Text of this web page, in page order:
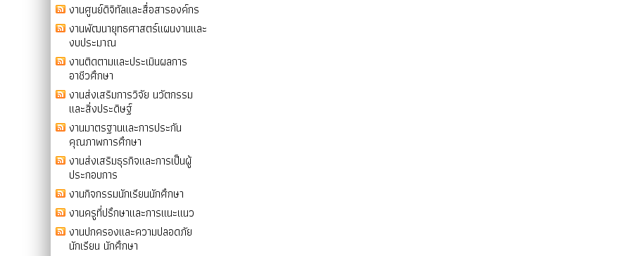
งานศูนย์ดิจิทัลและสื่อสารองค์กร
งานพัฒนายุทธศาสตร์แผนงานและ
งบประมาณ
งานติดตามและประเมินผลการ
อาชีวศึกษา
งานส่งเสริมการวิจัย นวัตกรรม
และสิ่งประดิษฐ์
งานมาตรฐานและการประกัน
คุณภาพการศึกษา
งานส่งเสริมธุรกิจและการเป็นผู้
ประกอบการ
งานกิจกรรมนักเรียนนักศึกษา
งานครูที่ปรึกษาและการแนะแนว
งานปกครองและความปลอดภัย
นักเรียน นักศึกษา